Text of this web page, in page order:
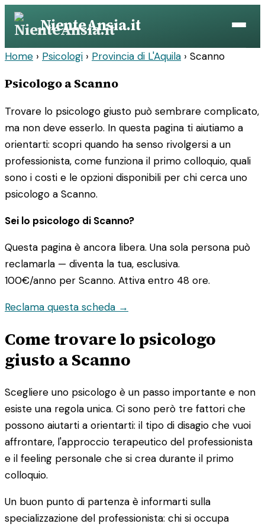
Vai
contenuto
NienteAnsia.it
Home › Psicologi › Provincia di L'Aquila › Scanno
Psicologo a Scanno
Trovare lo psicologo giusto può sembrare complicato,
ma non deve esserlo. In questa pagina ti aiutiamo a
orientarti: scopri quando ha senso rivolgersi a un
professionista, come funziona il primo colloquio, quali
sono i costi e le opzioni disponibili per chi cerca uno
psicologo a Scanno.
Sei lo psicologo di Scanno?
Questa pagina è ancora libera. Una sola persona può
reclamarla — diventa la tua, esclusiva.
100€/anno per Scanno. Attiva entro 48 ore.
Reclama questa scheda →
Come trovare lo psicologo
giusto a Scanno
Scegliere uno psicologo è un passo importante e non
esiste una regola unica. Ci sono però tre fattori che
possono aiutarti a orientarti: il tipo di disagio che vuoi
affrontare, l'approccio terapeutico del professionista
e il feeling personale che si crea durante il primo
colloquio.
Un buon punto di partenza è informarti sulla
specializzazione del professionista: chi si occupa